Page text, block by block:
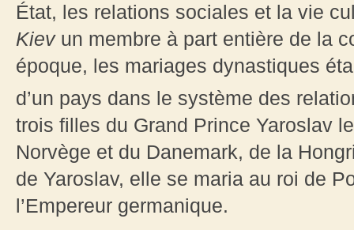
État, les relations sociales et la vie
Kievun membre à part entière de la
époque, les mariages dynastiques
d’un pays dans le système des
trois filles du Grand Prince Yaroslav
Norvège et du Danemark, de la
de Yaroslav, elle se maria au roi de
l’Empereur germanique.